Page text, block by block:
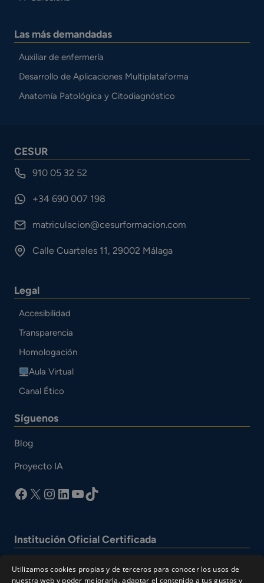
Las más demandadas
Auxiliar de enfermería
Desarrollo de Aplicaciones Multiplataforma
Anatomía Patológica y Citodiagnóstico
CESUR
910 05 32 52
+34 690 007 198
matriculacion@cesurformacion.com
Calle Cuarteles 11, 29002 Málaga
Legal
Accesibilidad
Transparencia
Homologación
Aula Virtual
Canal Ético
Síguenos
Blog
Proyecto IA
facebook
X Instagram
LinkedIn
YouTube
TikTok
Institución Oficial Certificada
Utilizamos cookies propias y de terceros para conocer los usos de
nuestra web y poder mejorarla, adaptar el contenido a tus gustos y